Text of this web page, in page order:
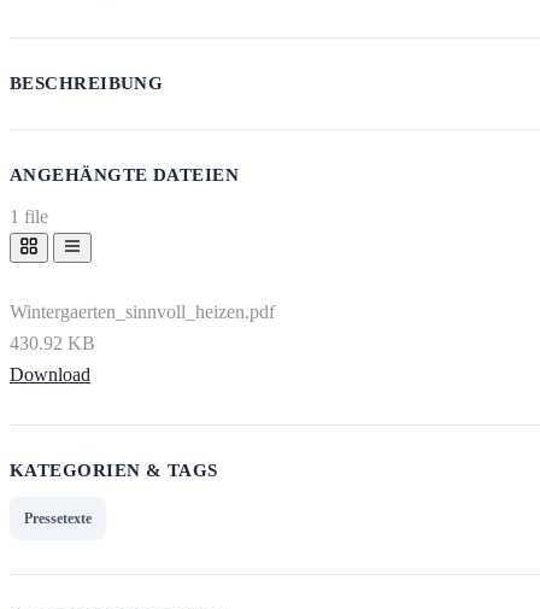
BESCHREIBUNG
ANGEHÄNGTE DATEIEN
1 file
Wintergaerten_sinnvoll_heizen.pdf
430.92 KB
Download
KATEGORIEN & TAGS
Pressetexte